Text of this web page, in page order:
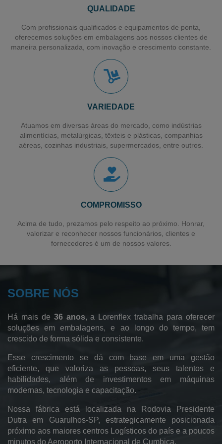
Distribuidor de Bobina de PVC
Distribuidor de Fita Transparente
Distribuidor de Fita Adesiva Larga
Sacos Plásticos para Talher
Sacos Plásticos Recicláveis
Sacos Plásticos Personalizados
Sacos em Polietileno de Alta Densidade
Fábrica de Sacos Hamper
Sacos de Polietileno
Sacos Sanfonados
Sacos Plásticos
Saco Cristal
Saco Canela
QUALIDADE
Com profissionais qualificados e equipamentos de ponta,
oferecemos soluções em embalagens aos nossos clientes de
maneira personalizada, com inovação e crescimento constante.
VARIEDADE
Atuamos em diversas áreas do mercado, como indústrias
alimentícias, metalúrgicas, têxteis e plásticas, companhias
aéreas, cozinhas industriais, supermercados, entre outros.
COMPROMISSO
Acima de tudo, prezamos pelo respeito ao próximo. Honrar,
valorizar e reconhecer nossos funcionários, clientes e
fornecedores é um de nossos valores.
SOBRE NÓS
Há mais de 36 anos, a Lorenflex trabalha para oferecer
soluções em embalagens, e ao longo do tempo, tem
crescido de forma sólida e consistente.
Esse crescimento se dá com base em uma gestão
eficiente, que valoriza as pessoas, seus talentos e
habilidades, além de investimentos em máquinas
modernas, tecnologia e capacitação.
Nossa fábrica está localizada na Rodovia Presidente
Dutra em Guarulhos-SP, estrategicamente posicionada
próximo aos maiores centros Logísticos do país e a poucos
minutos do Aeroporto Internacional de Cumbica.